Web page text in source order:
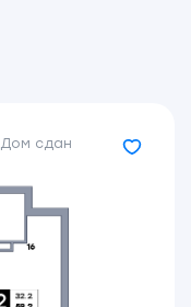
Дом сдан